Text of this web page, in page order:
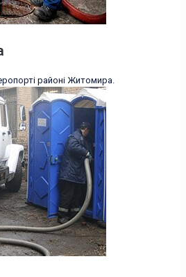
районі Житомира.